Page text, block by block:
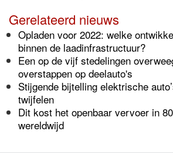
Gerelateerd nieuws
Opladen voor 2022: welke
binnen de laadinfrastructuur?
Een op de vijf stedelingen
overstappen op deelauto's
Stijgende bijtelling elektrische
twijfelen
Dit kost het openbaar vervoer in
wereldwijd